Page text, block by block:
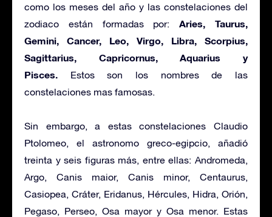
como los meses del año y las constelaciones del
zodiaco están formadas por:Aries, Taurus,
Gemini, Cancer, Leo, Virgo, Libra, Scorpius,
Sagittarius, Capricornus, Aquarius y
Pisces.
Estos son los nombres de las
constelaciones mas famosas.
Sin embargo, a estas constelaciones Claudio
Ptolomeo, el astronomo greco-egipcio, añadió
treinta y seis figuras más, entre ellas: Andromeda,
Argo, Canis maior, Canis minor, Centaurus,
Casiopea, Cráter, Eridanus, Hércules, Hidra, Orión,
Pegaso, Perseo, Osa mayor y Osa menor. Estas